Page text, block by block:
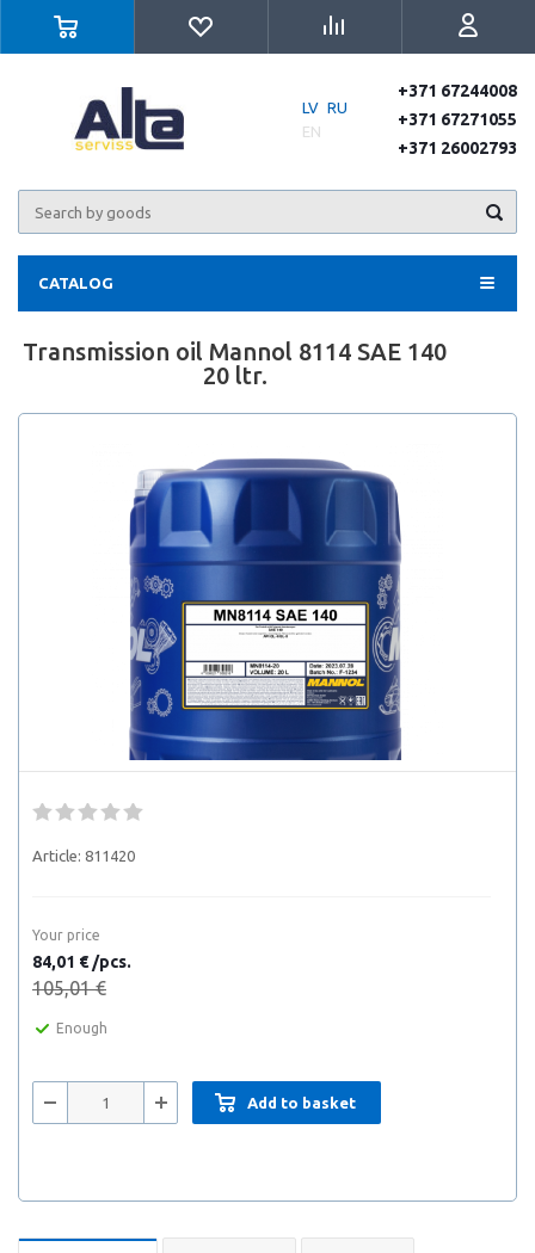
LV RU
EN
+371 67244008
+371 67271055
+371 26002793
CATALOG
Transmission oil Mannol 8114 SAE 140
20 ltr.
Article: 811420
Your price
84,01 € /pcs.
105,01 €
Enough
Add to basket